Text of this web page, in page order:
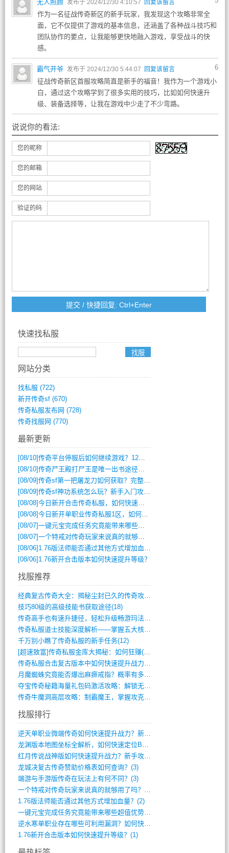
无人照顾 发布于 2024/12/30 4:10:57 回复该留言
作为一名征战传奇新区的新手玩家，我发现这个攻略非常全
面，它不仅提供了游戏的基本信息，还涵盖了各种战斗技巧和
团队协作的要点，让我能够更快地融入游戏，享受战斗的快
感。
6
霸气开爷 发布于 2024/12/30 5:44:07 回复该留言
征战传奇新区首服攻略简直是新手的福音！我作为一个游戏小
白，通过这个攻略学到了很多实用的技巧，比如如何快速升
级、装备选择等，让我在游戏中少走了不少弯路。
说说你的看法:
您的昵称
您的邮箱
您的网站
验证的码
快速找私服
网站分类
找私服 (722)
新开传奇sf(670)
传奇私服发布网 (728)
传奇找服网 (770)
最新更新
[08/10]传奇平台停服后如何继续游戏？12月6日停服影响攻略吗？
[08/10]传奇尸王殿打尸王是唯一出书途径吗？
[08/09]传奇sf第一把屠龙刀如何获取？完整攻略揭秘
[08/09]传奇sf神功系统怎么玩？新手入门攻略全解析
[08/08]今日新开合击传奇私服，如何快速提升角色战力？
[08/08]今日新开单职业传奇私服1区，如何快速升级与获取顶级装备？
[08/07]一键元宝完成任务究竟能带来哪些超值优势？
[08/07]一个特戒对传奇玩家来说真的就够用了吗？
[08/06] 1.76版法师能否通过其他方式增加血量？
[08/06] 1.76新开合击版本如何快速提升等级？
找服推荐
经典复古传奇大全：揭秘尘封已久的传奇攻略(348)
技巧80级的高级技能书获取途径(18)
传奇高手也有速升捷径，轻松升级畅游玛法(11)
传奇私服道士技能深度解析——掌握五大核心(956)
千万别小瞧了传奇私服的新手任务(12)
[超速致富]传奇私服金库大揭秘：如何狂赚(590)
传奇私服合击复古版本中如何快速提升战力与(917)
月魔蜘蛛究竟能否爆出麻痹戒指？概率有多大(11)
夺宝传奇秘籍海量礼包码激活攻略：解锁无限(587)
传奇牛魔洞高层攻略：制霸魔王，掌握攻克要(12)
找服排行
逆天单职业微端传奇如何快速提升战力？新手(4)
龙渊版本地图坐标全解析，如何快速定位BO(4)
红月传说战神版如何快速提升战力？新手攻略(3)
龙城决复古传奇赞助价格表如何查询？(3)
端游与手游版传奇在玩法上有何不同？(3)
一个特戒对传奇玩家来说真的就够用了吗？(2)
1.76版法师能否通过其他方式增加血量？(2)
一键元宝完成任务究竟能带来哪些超值优势？(1)
逆水寒单职业存在哪些可利用漏洞？如何快速(1)
1.76新开合击版本如何快速提升等级？(1)